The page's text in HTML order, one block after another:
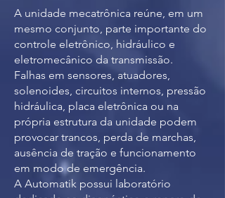
A unidade mecatrônica reúne, em um
mesmo conjunto, parte importante do
controle eletrônico, hidráulico e
eletromecânico da transmissão.
Falhas em sensores, atuadores,
solenoides, circuitos internos, pressão
hidráulica, placa eletrônica ou na
própria estrutura da unidade podem
provocar trancos, perda de marchas,
ausência de tração e funcionamento
em modo de emergência.
A Automatik possui laboratório